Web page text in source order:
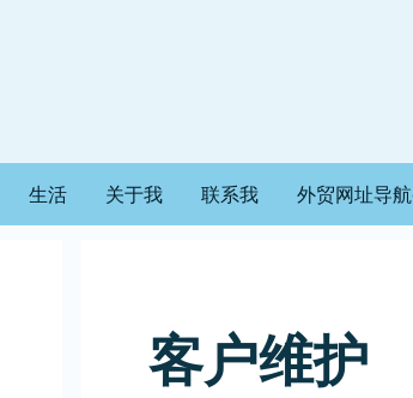
生活 关于我 联系我 外贸网址导
客户维护